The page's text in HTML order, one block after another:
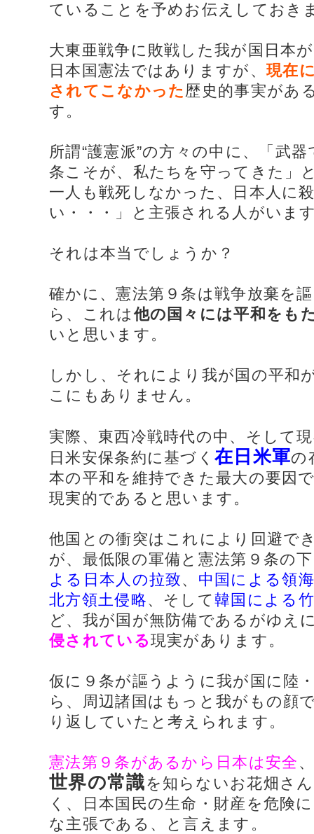
ていることを予めお伝えしておき
大東亜戦争に敗戦した我が国日本
日本国憲法ではありますが、現在
されてこなかった 歴史的事実があ
す。
所謂“護憲派”の方々の中に、「武
条こそが、私たちを守ってきた」
一人も戦死しなかった、日本人に
い・・・」と主張される人がいま
それは本当でしょうか？
確かに、憲法第９条は戦争放棄を
ら、これは 他の国々には平和をも
いと思います。
しかし、それにより我が国の平和
こにもありません。
実際、東西冷戦時代の中、そして
日米安保条約に基づく 在日米軍の
本の平和を維持できた最大の要因
現実的であると思います。
他国との衝突はこれにより回避で
が、最低限の軍備と憲法第９条の
よる日本人の拉致、 中国による領
北方領土侵略、そして韓国による
ど、我が国が無防備であるがゆえ
侵されている現実があります。
仮に９条が謳うように我が国に陸
ら、周辺諸国はもっと我がもの顔
り返していたと考えられます。
憲法第９条があるから日本は安全
世界の常識を知らないお花畑さ
く、日本国民の生命・財産を危険
な主張である、と言えます。